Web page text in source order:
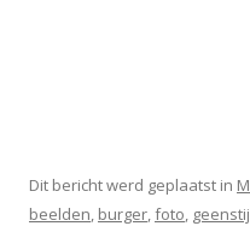
Dit bericht werd geplaatst in
beelden, burger,foto,